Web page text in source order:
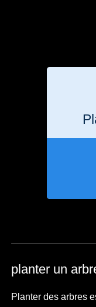
planter un
Planter des arbres